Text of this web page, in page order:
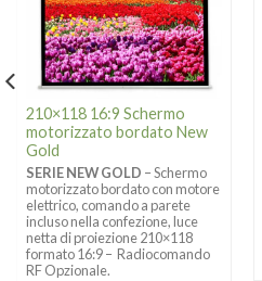
210×118 16:9 Schermo
motorizzato bordato New
Gold
SERIE NEW GOLD – Schermo
motorizzato bordato con motore
elettrico, comando a parete
incluso nella confezione, luce
netta di proiezione 210×118
formato 16:9 – Radiocomando
RF Opzionale.